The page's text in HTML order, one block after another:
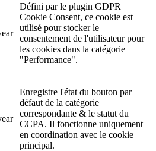
Défini par le plugin GDPR
Cookie Consent, ce cookie est
utilisé pour stocker le
consentement de l'utilisateur pour
les cookies dans la catégorie
"Performance".
Enregistre l'état du bouton par
défaut de la catégorie
correspondante & le statut du
CCPA. Il fonctionne uniquement
en coordination avec le cookie
principal.